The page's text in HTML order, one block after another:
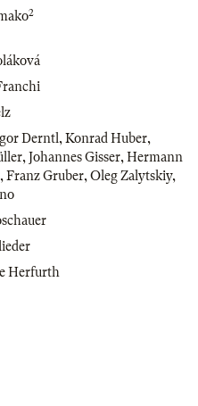
2
Derntl,Konrad Huber,
,Johannes Gisser,Hermann
,Franz Gruber,Oleg Zalytskiy,
Herfurth